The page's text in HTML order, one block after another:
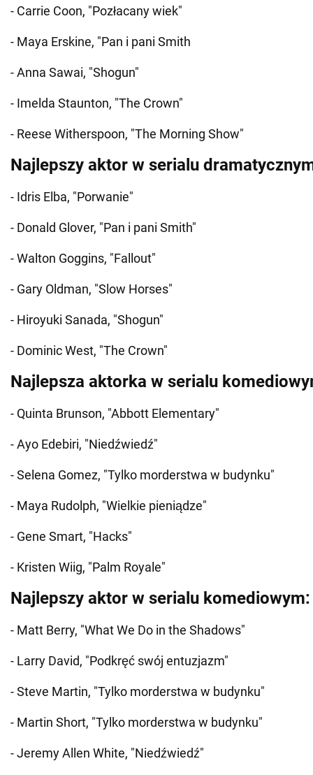
- Carrie Coon, "Pozłacany wiek"
- Maya Erskine, "Pan i pani Smith
- Anna Sawai, "Shogun"
- Imelda Staunton, "The Crown"
- Reese Witherspoon, "The Morning Show"
Najlepszy aktor w serialu
- Idris Elba, "Porwanie"
- Donald Glover, "Pan i pani Smith"
- Walton Goggins, "Fallout"
- Gary Oldman, "Slow Horses"
- Hiroyuki Sanada, "Shogun"
- Dominic West, "The Crown"
Najlepsza aktorka w serialu
- Quinta Brunson, "Abbott Elementary"
- Ayo Edebiri, "Niedźwiedź"
- Selena Gomez, "Tylko morderstwa w budynku"
- Maya Rudolph, "Wielkie pieniądze"
- Gene Smart, "Hacks"
- Kristen Wiig, "Palm Royale"
Najlepszy aktor w serialu komediowym:
- Matt Berry, "What We Do in the Shadows"
- Larry David, "Podkręć swój entuzjazm"
- Steve Martin, "Tylko morderstwa w budynku"
- Martin Short, "Tylko morderstwa w budynku"
- Jeremy Allen White, "Niedźwiedź"